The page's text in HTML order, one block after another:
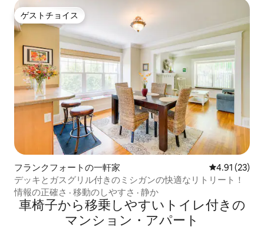
ゲストチョイス
ゲストチョイス
フランクフォートの一軒家 レビュー23
4.91 (23)
デッキとガスグリル付きのミシガンの快適なリトリート！
情報の正確さ · 移動のしやすさ · 静か
車椅子から移乗しやすいトイレ付きの
マンション・アパート